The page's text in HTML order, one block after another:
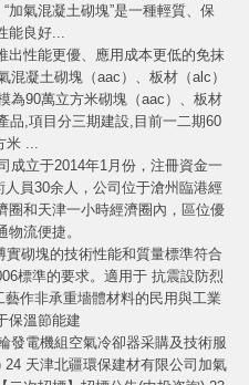
加氣混凝土砌塊”是一種輕質、保
能良好...
出性能更優、應用成本更低的免抹
凝土砌塊（aac）、板材（alc）
為90萬立方米砌塊（aac）、板材
品,項目分三期建設,目前一二期60
...
成立于2014年1月份，注冊資金一
員30余人，公司位于滄州臨港經
圈和天津一小時經濟圈內，區位優
物流便捷。
砌塊的技術性能和質量標準符合
標準的要求。適用于 抗震設防烈
作非承重墻體材料的民用與工業
保溫節能建
發電機組空氣冷卻器采購及技術服
天津北疆環保建材有限公司加氣